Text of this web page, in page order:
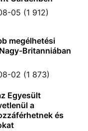
05 (1 912)
megélhetési
Britanniában
02 (1 873)
Egyesült
a
és